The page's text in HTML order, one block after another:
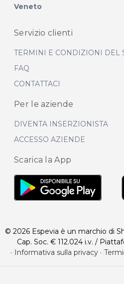
Veneto
Servizio clienti
TERMINI E CONDIZIONI DEL
FAQ
CONTATTACI
Per le aziende
DIVENTA INSERZIONISTA
ACCESSO AZIENDE
Scarica la App
© 2026 Espevia è un marchio di
Cap. Soc. € 112.024 i.v. /
· Informativa sulla privacy·